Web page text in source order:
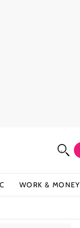
WORK & MONEY